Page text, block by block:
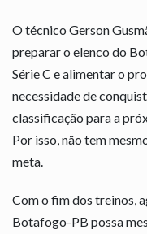
O técnico Gerson
preparar o elenco do
Série C e alimentar o
necessidade de
classificação para a
Por isso, não tem
meta.
Com o fim dos treinos,
Botafogo-PB possa